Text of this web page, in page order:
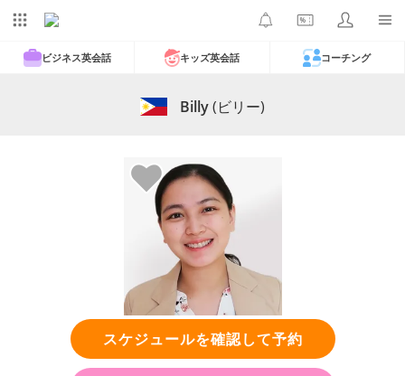
ビジネス英会話 キッズ英会話 コーチング
Billy(ビリー)
スケジュールを確認して予約